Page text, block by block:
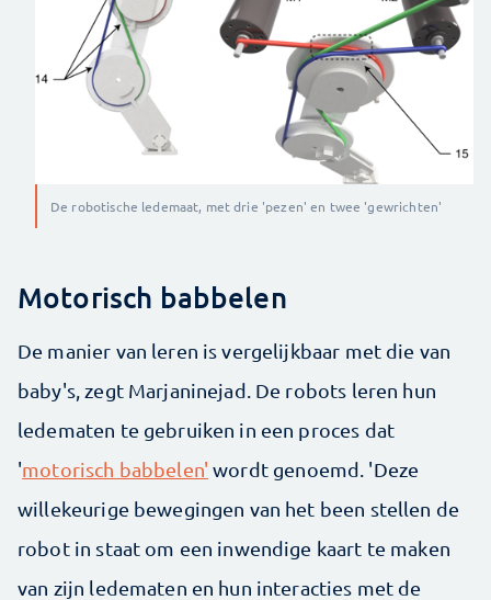
De robotische ledemaat, met drie 'pezen' en twee 'gewrichten'
Motorisch babbelen
De manier van leren is vergelijkbaar met die van
baby's, zegt Marjaninejad. De robots leren hun
ledematen te gebruiken in een proces dat
'motorisch babbelen' wordt genoemd. 'Deze
willekeurige bewegingen van het been stellen de
robot in staat om een inwendige kaart te maken
van zijn ledematen en hun interacties met de